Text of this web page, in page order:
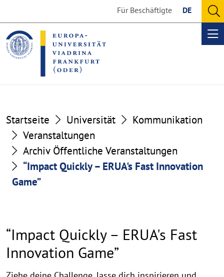
the
content
section
the
footer
section
Für Beschäftigte DE
Startseite Universität
Kommunikation
Veranstaltungen
Archiv Öffentliche Veranstaltungen
“Impact Quickly – ERUA's Fast Innovation
Game”
“Impact Quickly – ERUA's Fast
Innovation Game”